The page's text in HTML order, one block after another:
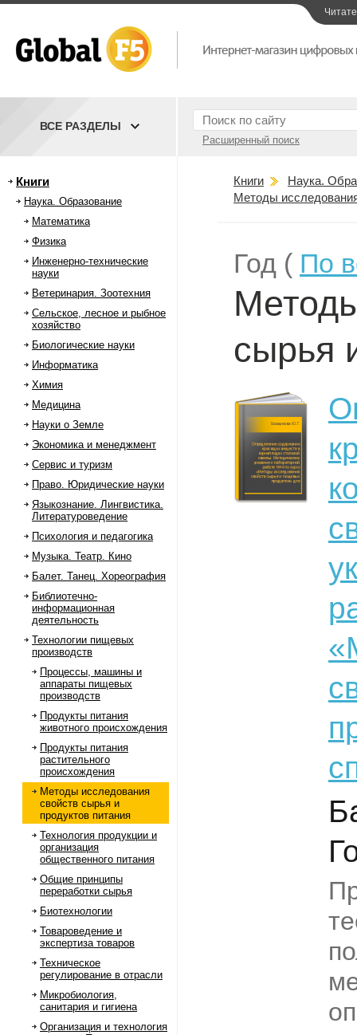
Расширенный поиск
ВСЕ РАЗДЕЛЫ
Книги
Наука. Образование
Математика
Физика
Инженерно-технические
науки
Ветеринария. Зоотехния
Сельское, лесное и рыбное
хозяйство
Биологические науки
Информатика
Химия
Медицина
Науки о Земле
Экономика и менеджмент
Сервис и туризм
Право. Юридические науки
Языкознание. Лингвистика.
Литературоведение
Психология и педагогика
Музыка. Театр. Кино
Балет. Танец. Хореография
Библиотечно-
информационная
деятельность
Технологии пищевых
производств
Процессы, машины и
аппараты пищевых
производств
Продукты питания
животного происхождения
Продукты питания
растительного
происхождения
Методы исследования
свойств сырья и
продуктов питания
Технология продукции и
организация
общественного питания
Общие принципы
переработки сырья
Биотехнологии
Товароведение и
экспертиза товаров
Техническое
регулирование в отрасли
Микробиология,
санитария и гигиена
Организация и технология
Книги
Наука.
Методы
Год ( По
сырья